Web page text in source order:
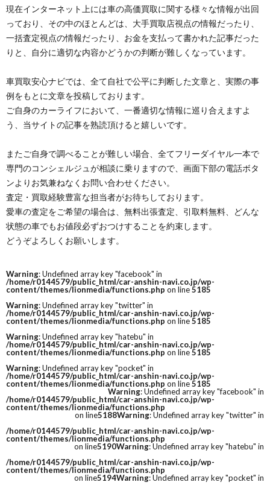
現在インターネット上には車の高価買取に関する様々な情報が出回
っており、その中のほとんどは、大手買取店視点の情報だったり、
一括査定視点の情報だったり、お金を支払って書かれた記事だった
りと、自分に適切な内容かどうかの判断が難しくなっています。
車買取安心ナビでは、全て自社で公平に判断した文章と、実際の事
例をもとに文章を投稿しております。
ご自身のカーライフにおいて、一番適切な情報に巡り合えますよ
う、当サイトの記事を熟読頂けると嬉しいです。
またご自身で調べることが難しい場合、全てフリーダイヤル一本で
専門のコンシェルジュが相談に乗りますので、画面下部の電話ボタ
ンよりお気兼ねなくお問い合わせください。
査定・買取経験豊富な担当者がお待ちしております。
愛車の査定をご希望の場合は、無料出張査定、引取料無料、どんな
状態の車でもお値段必ずおつけすることを約束します。
どうぞよろしくお願いします。
Warning: Undefined array key "facebook" in
/home/r0144579/public_html/car-anshin-navi.co.jp/wp-
content/themes/lionmedia/functions.php on line5185
Warning: Undefined array key "twitter" in
/home/r0144579/public_html/car-anshin-navi.co.jp/wp-
content/themes/lionmedia/functions.php on line5185
Warning: Undefined array key "hatebu" in
/home/r0144579/public_html/car-anshin-navi.co.jp/wp-
content/themes/lionmedia/functions.php on line5185
Warning: Undefined array key "pocket" in
/home/r0144579/public_html/car-anshin-navi.co.jp/wp-
content/themes/lionmedia/functions.php on line5185
Warning: Undefined array key "facebook" in
/home/r0144579/public_html/car-anshin-navi.co.jp/wp-
content/themes/lionmedia/functions.php
on line5188Warning: Undefined array key "twitter" in
/home/r0144579/public_html/car-anshin-navi.co.jp/wp-
content/themes/lionmedia/functions.php
on line5190Warning: Undefined array key "hatebu" in
/home/r0144579/public_html/car-anshin-navi.co.jp/wp-
content/themes/lionmedia/functions.php
on line5194Warning: Undefined array key "pocket" in